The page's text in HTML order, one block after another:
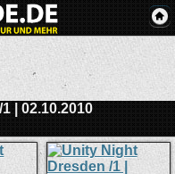
| 02.10.2010